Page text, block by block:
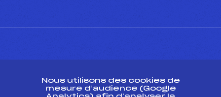
ESPACE PRESSE
Nous utilisons des cookies de
mesure d’audience (Google